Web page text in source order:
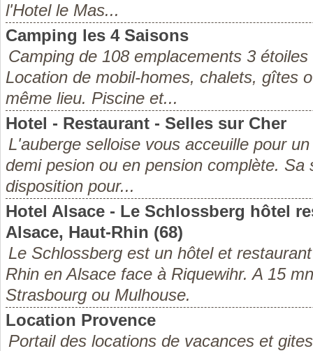
l'Hotel le Mas...
Camping les 4 Saisons
Camping de 108 emplacements 3
Location de mobil-homes, chalets, gîtes
même lieu. Piscine et...
Hotel - Restaurant - Selles sur Cher
L'auberge selloise vous acceuille pour
demi pesion ou en pension complète.
disposition pour...
Hotel Alsace - Le Schlossberg hôtel
Alsace, Haut-Rhin (68)
Le Schlossberg est un hôtel et
Rhin en Alsace face à Riquewihr. A 15
Strasbourg ou Mulhouse.
Location Provence
Portail des locations de vacances et